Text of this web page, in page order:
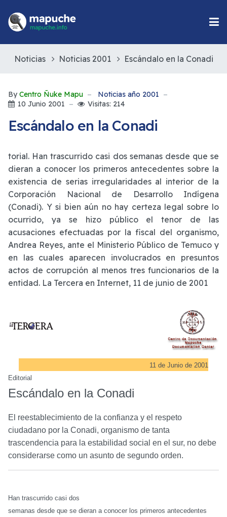
Noticias Noticias 2001 Escándalo en la Conadi
By Centro Ñuke Mapu
Noticias año 2001
10 Junio 2001
Visitas: 214
Escándalo en la Conadi
torial. Han trascurrido casi dos semanas desde que se
dieran a conocer los primeros antecedentes sobre la
existencia de serias irregularidades al interior de la
Corporación Nacional de Desarrollo Indígena
(Conadi). Y si bien aún no hay certeza legal sobre lo
ocurrido, ya se hizo público el tenor de las
acusaciones efectuadas por la fiscal del organismo,
Andrea Reyes, ante el Ministerio Público de Temuco y
en las cuales aparecen involucrados en presuntos
actos de corrupción al menos tres funcionarios de la
entidad. La Tercera en Internet, 11 de junio de 2001
11 de Junio de 2001
Editorial
Escándalo en la Conadi
El reestablecimiento de la confianza y el respeto
ciudadano por la Conadi, organismo de tanta
trascendencia para la estabilidad social en el sur, no debe
considerarse como un asunto de segundo orden.
Han trascurrido casi dos
semanas desde que se dieran a conocer los primeros antecedentes